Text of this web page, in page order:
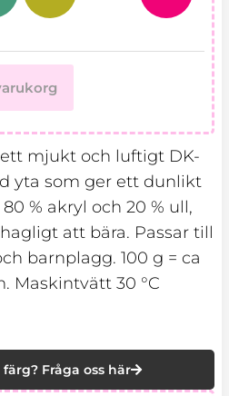
mjukt och luftigt DK-
yta som ger ett dunlikt
% akryl och 20 % ull,
att bära. Passar till
barnplagg. 100 g = ca
Maskintvätt 30 °C
Fråga oss här